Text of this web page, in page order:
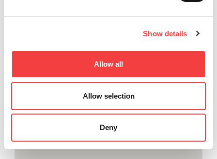
Show details
Allow all
Allow selection
Deny